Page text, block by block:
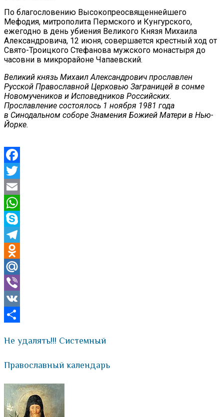
По благословению Высокопреосвященнейшего
Мефодия, митрополита Пермского и Кунгурского,
ежегодно в день убиения Великого Князя Михаила
Александровича, 12 июня, совершается крестный ход от
Свято-Троицкого Стефанова мужского монастыря до
часовни в микрорайоне Чапаевский.
Великий князь Михаил Александрович прославлен
Русской Православной Церковью Заграницей в сонме
Новомучеников и Исповедников Российских.
Прославление состоялось 1 ноября 1981 года
в Синодальном соборе Знамения Божией Матери в Нью-
Йорке.
Facebook
Twitter
Email
WhatsApp
Skype
Telegram
Odnoklassniki
Mail.Ru
Viber
VK
Не удалять!!! Системный
Православный календарь